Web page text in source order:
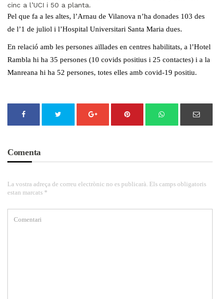
cinc a l’UCI i 50 a planta.
Pel que fa a les altes, l’Arnau de Vilanova n’ha donades 103 des
de l’1 de juliol i l’Hospital Universitari Santa Maria dues.
En relació amb les persones aïllades en centres habilitats, a l’Hotel
Rambla hi ha 35 persones (10 covids positius i 25 contactes) i a la
Manreana hi ha 52 persones, totes elles amb covid-19 positiu.
Comenta
La vostra adreça de correu electrònic no es publicarà. Els camps obligatoris
estan marcats *